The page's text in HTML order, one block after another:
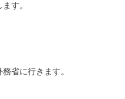
す。
省に行きます。